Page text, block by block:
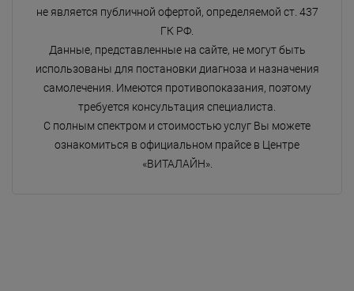
не является публичной офертой, определяемой ст. 437
ГК РФ.
Данные, представленные на сайте, не могут быть
использованы для постановки диагноза и назначения
самолечения. Имеются противопоказания, поэтому
требуется консультация специалиста.
С полным спектром и стоимостью услуг Вы можете
ознакомиться в официальном прайсе в Центре
«ВИТАЛАЙН».